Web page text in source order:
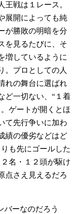
戦は１レース。
展開によっても純
が勝敗の明暗を分
を見るたびに、そ
増しているように
。プロとしての人
れの舞台に選ばれ
ど一切ない、“１着
ゲートが開くとほ
て先行争いに加わ
績の優劣などはど
も先にゴールした
名・１２頭が駆け
点さえ見えるだろ
ーなのだろう